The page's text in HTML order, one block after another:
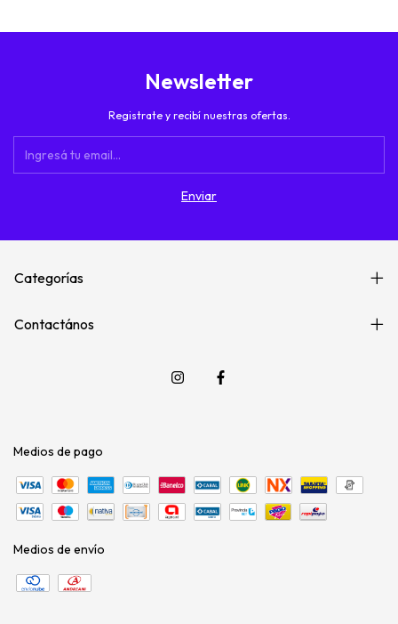
Newsletter
Registrate y recibí nuestras ofertas.
Categorías
Contactános
Medios de pago
Medios de envío